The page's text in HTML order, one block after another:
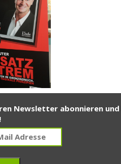
Newsletter abonnieren